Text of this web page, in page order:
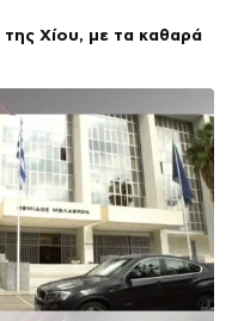
Χίου, με τα καθαρά